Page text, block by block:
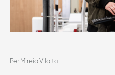
Per Mireia Vilalta